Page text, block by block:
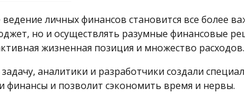
личных финансов становится все более
но и осуществлять разумные финансовые
жизненная позиция и множество расходов.
аналитики и разработчики создали
финансы и позволит сэкономить время и нервы.